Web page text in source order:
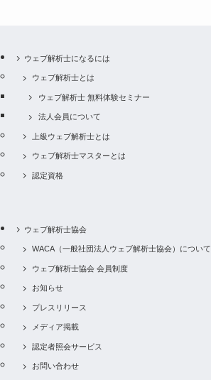
ウェブ解析士になるには
ウェブ解析士とは
ウェブ解析士 無料体験セミナー
法人会員について
上級ウェブ解析士とは
ウェブ解析士マスターとは
認定資格
ウェブ解析士協会
WACA（一般社団法人ウェブ解析士協会）について
ウェブ解析士協会 会員制度
お知らせ
プレスリリース
メディア掲載
認定者照会サービス
お問い合わせ